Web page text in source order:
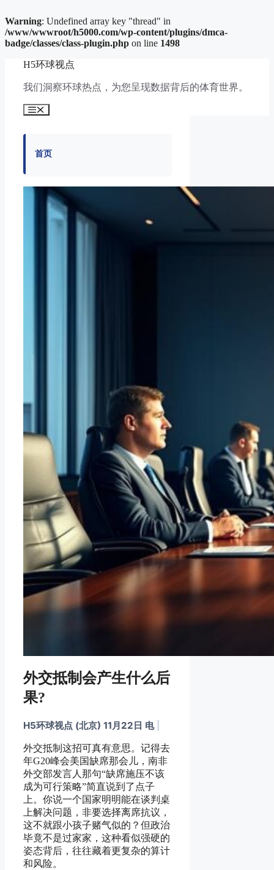
Warning: Undefined array key "thread" in
/www/wwwroot/h5000.com/wp-content/plugins/dmca-
badge/classes/class-plugin.php on line 1498
H5环球视点
我们洞察环球热点，为您呈现数据背后的体育世界。
菜
首页
外交抵制会产生什么后
果?
H5环球视点 (北京) 11月22日 电
外交抵制这招可真有意思。记得去
年G20峰会美国缺席那会儿，南非
外交部发言人那句“缺席施压不该
成为可行策略”简直说到了点子
上。你说一个国家明明能在谈判桌
上解决问题，非要选择离席抗议，
这不就跟小孩子赌气似的？但政治
毕竟不是过家家，这种看似强硬的
姿态背后，往往藏着更复杂的算计
和风险。